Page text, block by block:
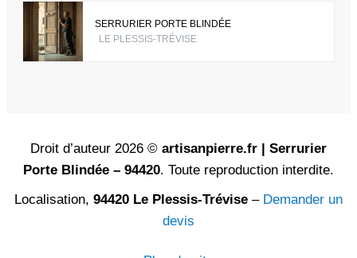
SERRURIER PORTE BLINDÉE
LE PLESSIS-TRÉVISE
Droit d’auteur 2026 © artisanpierre.fr | Serrurier
Porte Blindée – 94420. Toute reproduction interdite.
Localisation, 94420 Le Plessis-Trévise – Demander un
devis